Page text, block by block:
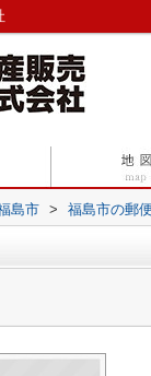
島市 > 福島市の郵